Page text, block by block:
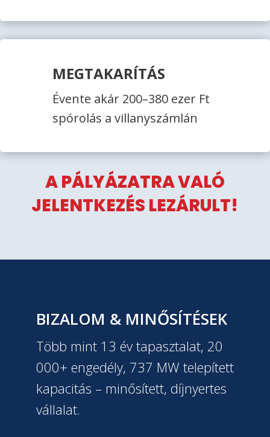
MEGTAKARÍTÁS
Évente akár 200–380 ezer Ft
spórolás a villanyszámlán
A PÁLYÁZATRA VALÓ
JELENTKEZÉS LEZÁRULT!
BIZALOM & MINŐSÍTÉSEK
Több mint 13 év tapasztalat, 20
000+ engedély, 737 MW telepített
kapacitás – minősített, díjnyertes
vállalat.